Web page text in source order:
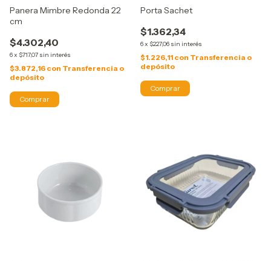
Panera Mimbre Redonda 22
cm
$4.302,40
6x $717,07 sin interés
$3.872,16 con Transferencia o
depósito
Porta Sachet
$1.362,34
6x $227,06 sin interés
$1.226,11 con Transferencia o
depósito